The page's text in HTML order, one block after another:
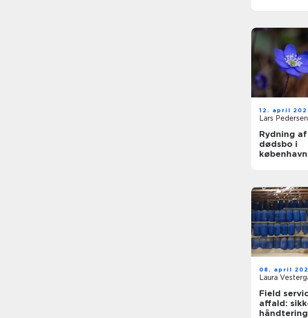
12. april
Lars Pedersen
Rydning af
dødsbo i
københavn sådan
08. april
Laura
Field
affald: